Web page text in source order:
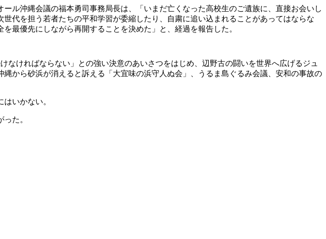
ル沖縄会議の福本勇司事務局長は、「いまだ亡くなった高校生のご遺族に、直接お会いし
代を担う若者たちの平和学習が委縮したり、自粛に追い込まれることがあってはならな
最優先にしながら再開することを決めた」と、経過を報告した。
ければならない」との強い決意のあいさつをはじめ、辺野古の闘いを世界へ広げるジュ
から砂浜が消えると訴える「大宜味の浜守人ぬ会」、うるま島ぐるみ会議、安和の事故の
いかない。
た。